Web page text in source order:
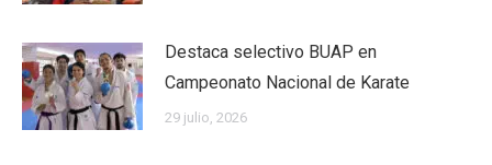
Destaca selectivo BUAP en
Campeonato Nacional de Karate
29 julio, 2026